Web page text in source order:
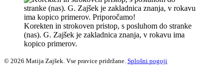
Korekten in strokoven pristop, s posluhom do stranke
(nas). G. Zajšek je zakladnica znanja, v rokavu ima
kopico primerov.
© 2026 Matija Zajšek. Vse pravice pridržane. Splošni pogoji